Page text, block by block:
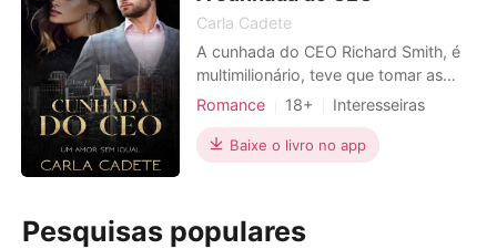
Carla Cadete
A cunhada do CEO Richard Smith, é
multimilionário, teve que tomar as
rédeas das empresas e da mansão
acidente. De uma hora para outra se
viu cheios de responsabilidades em
Romance 18+
Interesseiras
Traição
CEO
Encantador
Charmoso
Paixão / Erótica
Baixe o livro no app
Pesquisas populares